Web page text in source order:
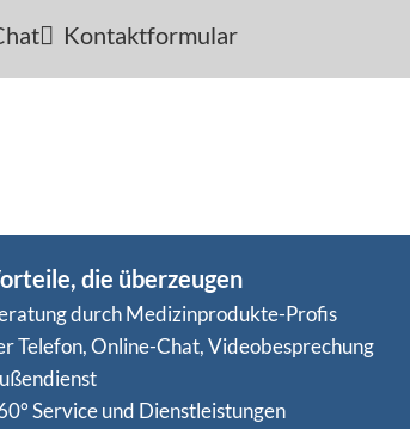
Kontaktformular
die überzeugen
durch Medizinprodukte-Profis
Telefon, Online-Chat, Videobesprechung
Service und Dienstleistungen